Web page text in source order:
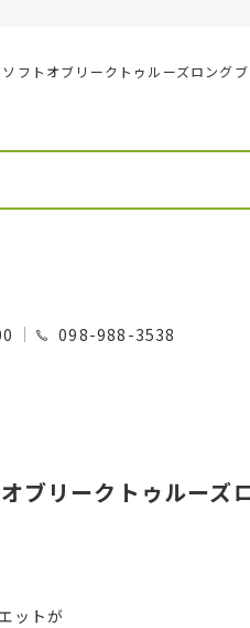
ソフトオブリークトゥルーズロング
098-988-3538
ブリークトゥルーズ
ットが